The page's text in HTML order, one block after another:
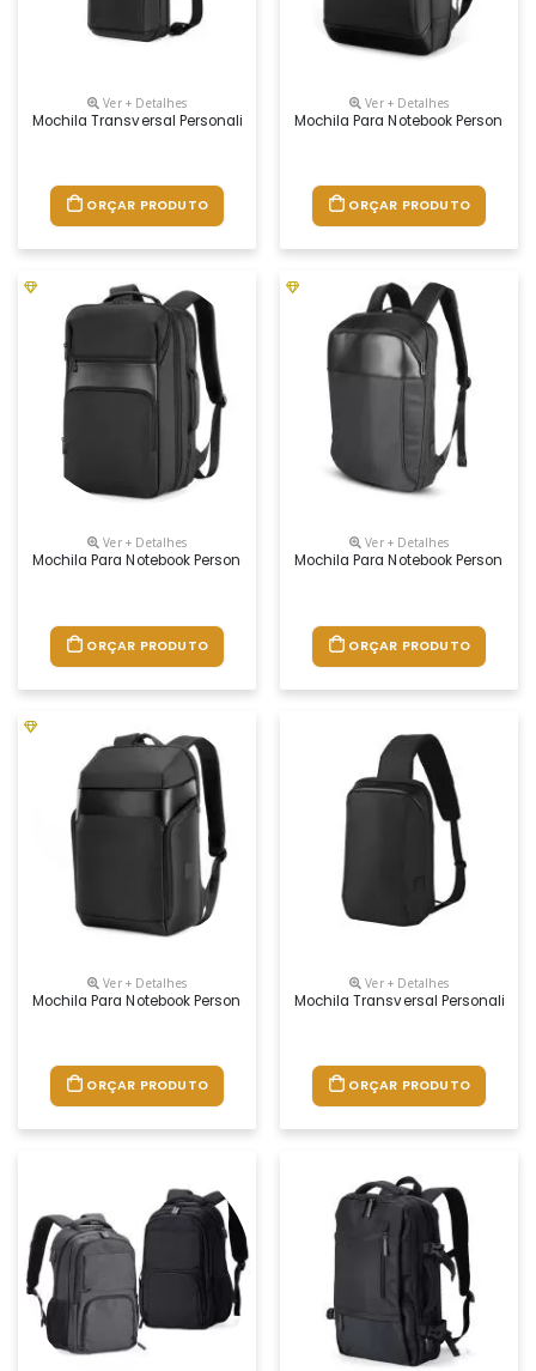
Ver + Detalhes
Mochila Transversal Personalizada
ORÇAR PRODUTO
Ver + Detalhes
Mochila Para Notebook
ORÇAR PRODUTO
Ver + Detalhes
Mochila Para Notebook Personalizada
ORÇAR PRODUTO
Ver + Detalhes
Mochila Para Notebook
ORÇAR PRODUTO
Ver + Detalhes
Mochila Para Notebook Personalizada
ORÇAR PRODUTO
Ver + Detalhes
Mochila Transversal
ORÇAR PRODUTO